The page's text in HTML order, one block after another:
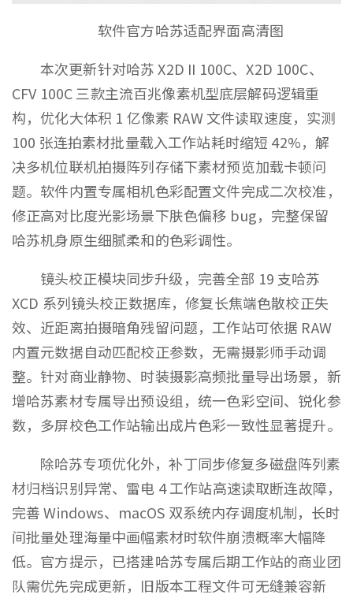
软件官方哈苏适配界面高清图
本次更新针对哈苏 X2D II 100C、X2D 100C、
CFV 100C 三款主流百兆像素机型底层解码逻辑重
构，优化大体积 1 亿像素 RAW 文件读取速度，实测
100 张连拍素材批量载入工作站耗时缩短 42%，解
决多机位联机拍摄阵列存储下素材预览加载卡顿问
题。软件内置专属相机色彩配置文件完成二次校准，
修正高对比度光影场景下肤色偏移 bug，完整保留
哈苏机身原生细腻柔和的色彩调性。
镜头校正模块同步升级，完善全部 19 支哈苏
XCD 系列镜头校正数据库，修复长焦端色散校正失
效、近距离拍摄暗角残留问题，工作站可依据 RAW
内置元数据自动匹配校正参数，无需摄影师手动调
整。针对商业静物、时装摄影高频批量导出场景，新
增哈苏素材专属导出预设组，统一色彩空间、锐化参
数，多屏校色工作站输出成片色彩一致性显著提升。
除哈苏专项优化外，补丁同步修复多磁盘阵列素
材归档识别异常、雷电 4 工作站高速读取断连故障，
完善 Windows、macOS 双系统内存调度机制，长时
间批量处理海量中画幅素材时软件崩溃概率大幅降
低。官方提示，已搭建哈苏专属后期工作站的商业团
队需优先完成更新，旧版本工程文件可无缝兼容新